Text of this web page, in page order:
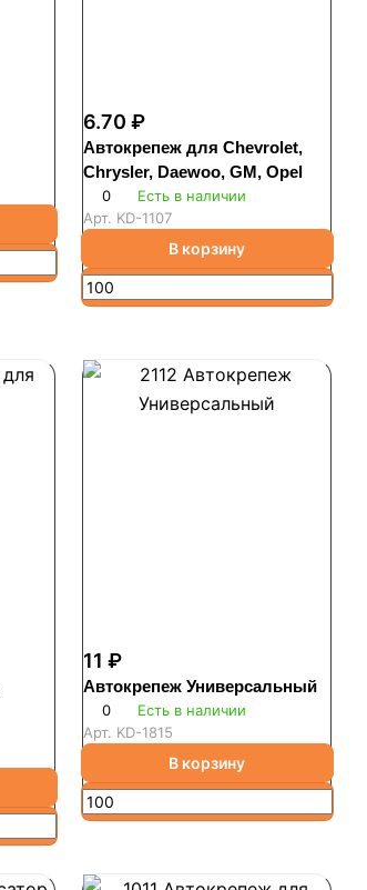
6.70 ₽
Автокрепеж для Chevrolet,
Chrysler, Daewoo, GM, Opel
0
Есть в наличии
Арт. KD-1107
В корзину
11 ₽
Автокрепеж Универсальный
0
Есть в наличии
Арт. KD-1815
В корзину